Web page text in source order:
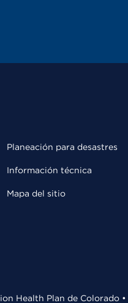
Planeación para desastres
Información técnica
Mapa del sitio
Health Plan de Colorado •